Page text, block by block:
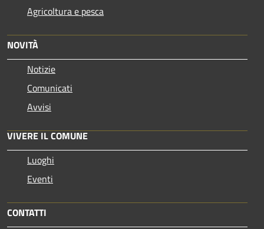
Agricoltura e pesca
NOVITÀ
Notizie
Comunicati
Avvisi
VIVERE IL COMUNE
Luoghi
Eventi
CONTATTI